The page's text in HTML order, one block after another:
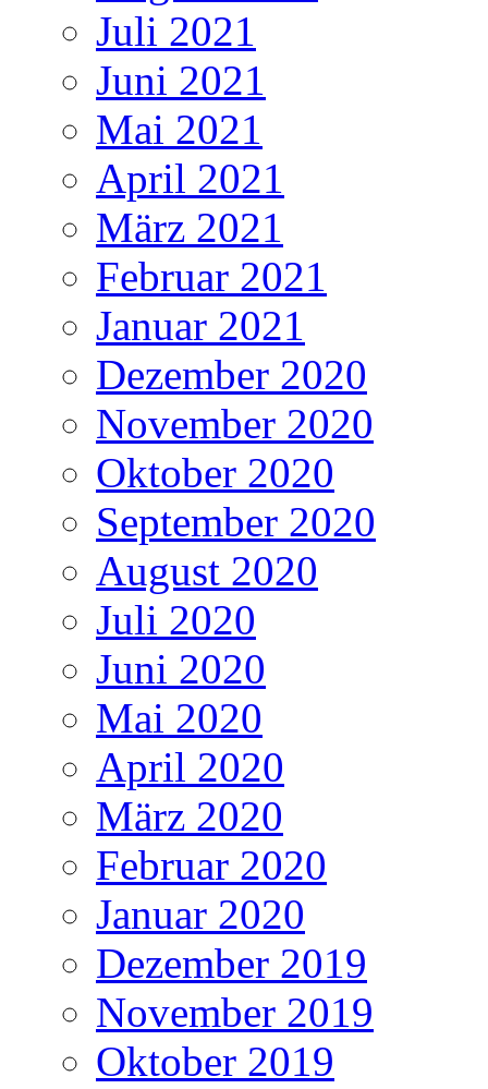
Juli 2021
Juni 2021
Mai 2021
April 2021
März 2021
Februar 2021
Januar 2021
Dezember 2020
November 2020
Oktober 2020
September 2020
August 2020
Juli 2020
Juni 2020
Mai 2020
April 2020
März 2020
Februar 2020
Januar 2020
Dezember 2019
November 2019
Oktober 2019